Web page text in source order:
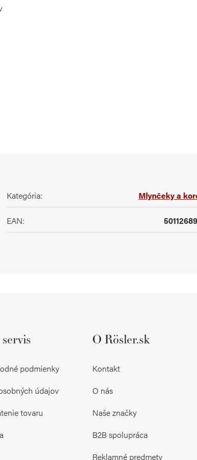
Kategória: Mlynčeky a
EAN:
podmienky
údajov
tovaru
O Rösler.sk
Kontakt
O nás
Naše značky
B2B spolupráca
Reklamné predmety